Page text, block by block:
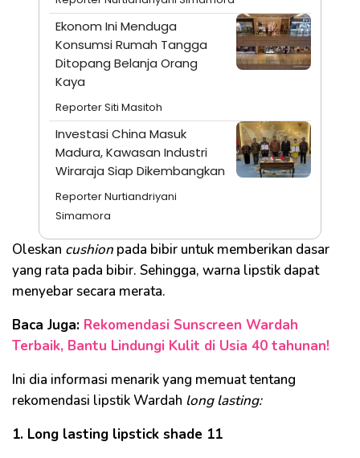
Ekonom Ini Menduga
Konsumsi Rumah Tangga
Ditopang Belanja Orang
Kaya
Reporter Siti Masitoh
Investasi China Masuk
Madura, Kawasan Industri
Wiraraja Siap Dikembangkan
Reporter Nurtiandriyani
Simamora
Oleskan cushion pada bibir untuk memberikan dasar
yang rata pada bibir. Sehingga, warna lipstik dapat
menyebar secara merata.
Baca Juga: Rekomendasi Sunscreen Wardah​
Terbaik, Bantu Lindungi Kulit di Usia 40 tahunan!
Ini dia informasi menarik yang memuat tentang
rekomendasi lipstik Wardah long lasting:
1. Long lasting lipstick shade 11